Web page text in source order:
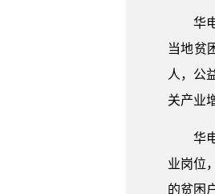
华
当地贫
人，公
关产业
华
业岗位
的贫困